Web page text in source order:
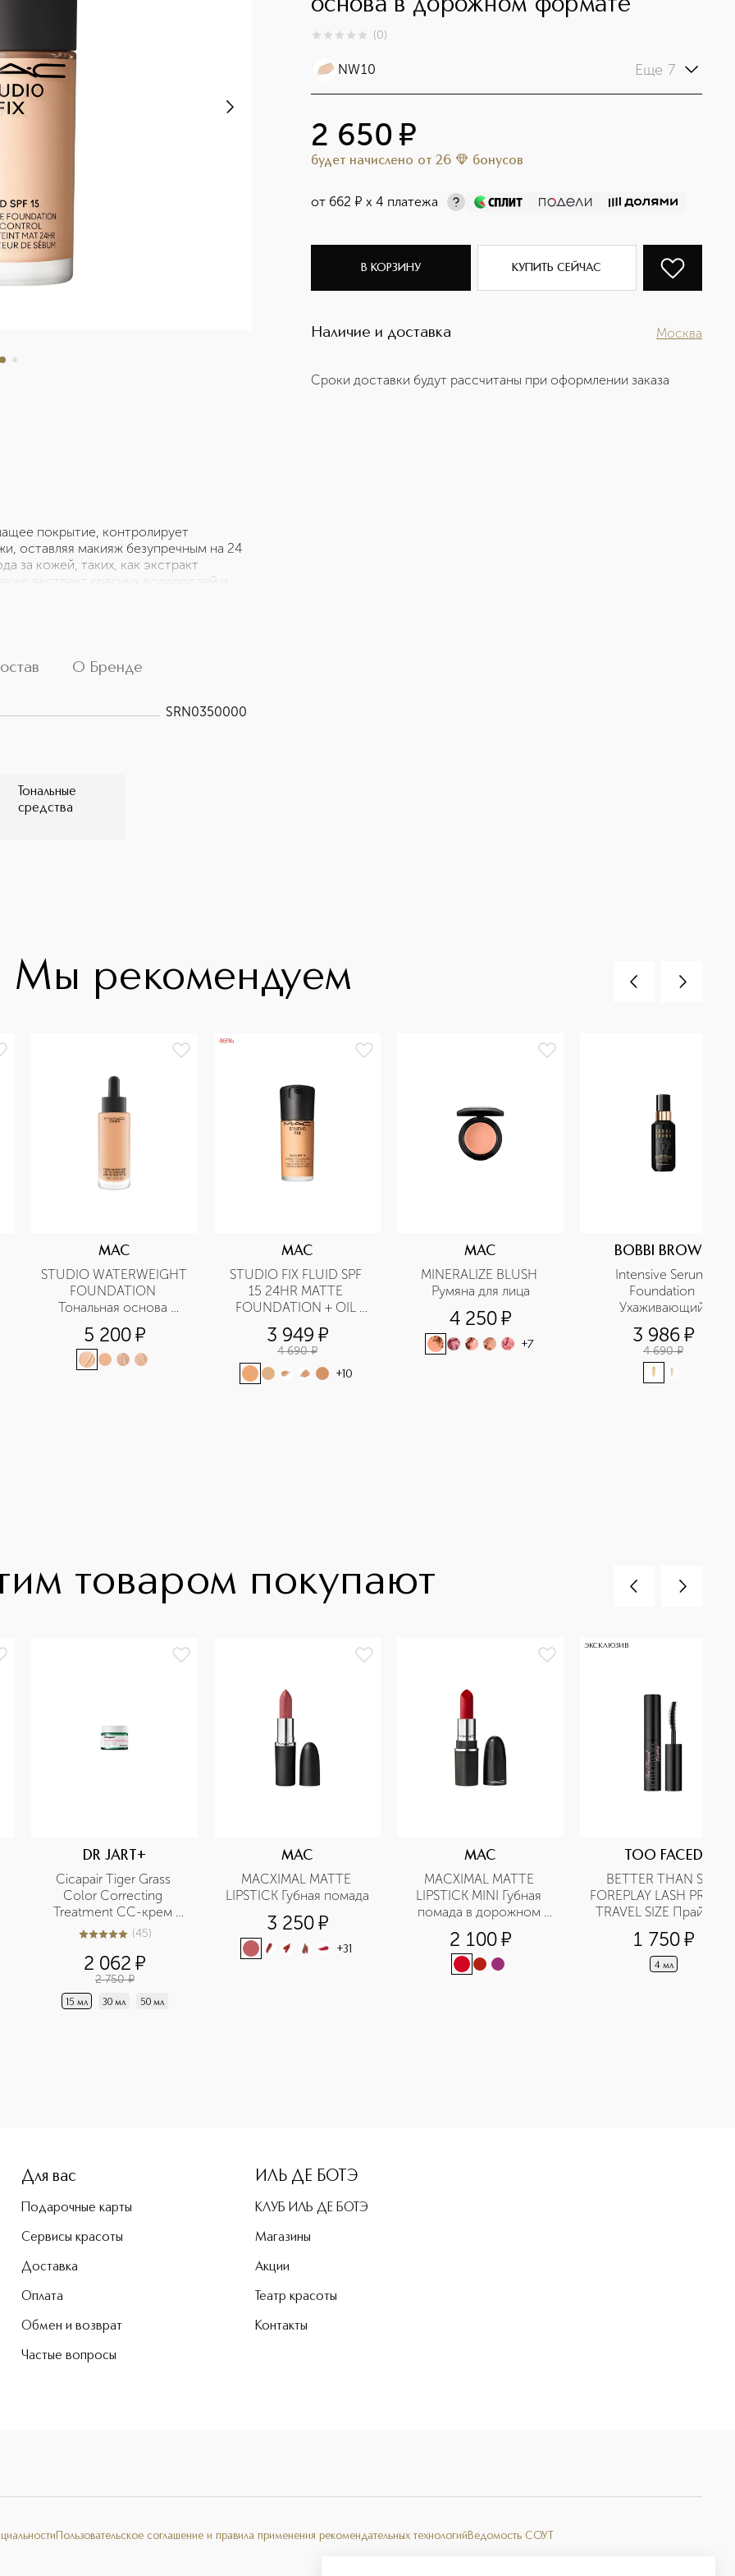
основа в дорожном формате
0из 0 (0)
NW10 Еще 7
2 650 ¤
будет начислено от 26 бонусов
от 662 ¤ х 4 платежа
В КОРЗИНУ КУПИТЬ СЕЙЧАС
Наличие и доставка Москва
Сроки доставки будут рассчитаны при оформлении заказа
покрытие, контролирует
оставляя макияж безупречным на 24
за кожей, таких, как экстракт
экстракт красных водорослей и
лучей широкого спектра
О Бренде
SRN0350000
Тональные
средства
Мы рекомендуем
MAC
STUDIO WATERWEIGHT
FOUNDATION
Тональная основа
SPF30
5 200¤
-16%
MAC
STUDIO FIX ​FLUID SPF
15 24HR MATTE
FOUNDATION + OIL
CONTROL Тональная
основа
3 949 ¤
4 690 ¤
+10
MAC
MINERALIZE BLUSH
Румяна для лица
4 250¤
+7
BOBBI BROWN
Intensive Serum
Foundation
Ухаживающий
тональный крем SPF40
дорожном формате
3 986¤
4 690 ¤
товаром покупают
DR JART+
Cicapair Tiger Grass
Color Correcting
Treatment CC-крем
корректирующий цвет
4.9из545 (45)
2 062 ¤
2 750 ¤
15 мл 30 мл 50 мл
MAC
MACXIMAL MATTE
LIPSTICK Губная помада
3 250¤
+31
MAC
MACXIMAL MATTE
LIPSTICK MINI Губная
помада в дорожном
формате
2 100¤
ЭКСКЛЮЗИВ
TOO FACED
BETTER THAN SEX
FOREPLAY LASH PRIMER
TRAVEL SIZE Праймер
для ресниц в мини-
формате
1 750¤
4 мл
Для вас
Подарочные карты
Сервисы красоты
Доставка
Оплата
Обмен и возврат
Частые вопросы
ИЛЬ ДЕ БОТЭ
КЛУБ ИЛЬ ДЕ БОТЭ
Магазины
Акции
Театр красоты
Контакты
Пользовательское соглашение и правила применения рекомендательных технологий Ведомость СОУТ